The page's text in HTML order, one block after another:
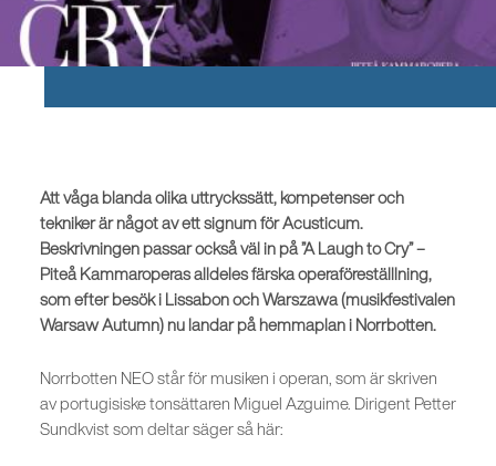
Att våga blanda olika uttryckssätt, kompetenser och
tekniker är något av ett signum för Acusticum.
Beskrivningen passar också väl in på ”A Laugh to Cry” –
Piteå Kammaroperas alldeles färska operaföreställlning,
som efter besök i Lissabon och Warszawa (musikfestivalen
Warsaw Autumn) nu landar på hemmaplan i Norrbotten.
Norrbotten NEO står för musiken i operan, som är skriven
av portugisiske tonsättaren Miguel Azguime. Dirigent Petter
Sundkvist som deltar säger så här: